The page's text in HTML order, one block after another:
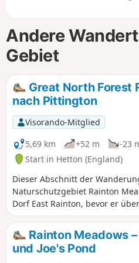
Andere
Gebiet
Great North Forest
nach Pittington
Visorando-Mitglied
5,69 km
+52 m -23
Start in Hetton (England)
Dieser Abschnitt der
Naturschutzgebiet Rainton
Dorf East Rainton, bevor er
Railway Path nach Low
einen Aufstieg beinhaltet,
Rainton Meadows.
Rainton Meadows
und Joe's Pond